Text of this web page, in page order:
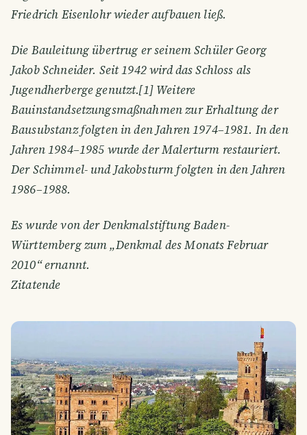
Friedrich Eisenlohr wieder aufbauen ließ.
Die Bauleitung übertrug er seinem Schüler Georg
Jakob Schneider. Seit 1942 wird das Schloss als
Jugendherberge genutzt.[1] Weitere
Bauinstandsetzungsmaßnahmen zur Erhaltung der
Bausubstanz folgten in den Jahren 1974–1981. In den
Jahren 1984–1985 wurde der Malerturm restauriert.
Der Schimmel- und Jakobsturm folgten in den Jahren
1986–1988.
Es wurde von der Denkmalstiftung Baden-
Württemberg zum „Denkmal des Monats Februar
2010“ ernannt.
Zitatende